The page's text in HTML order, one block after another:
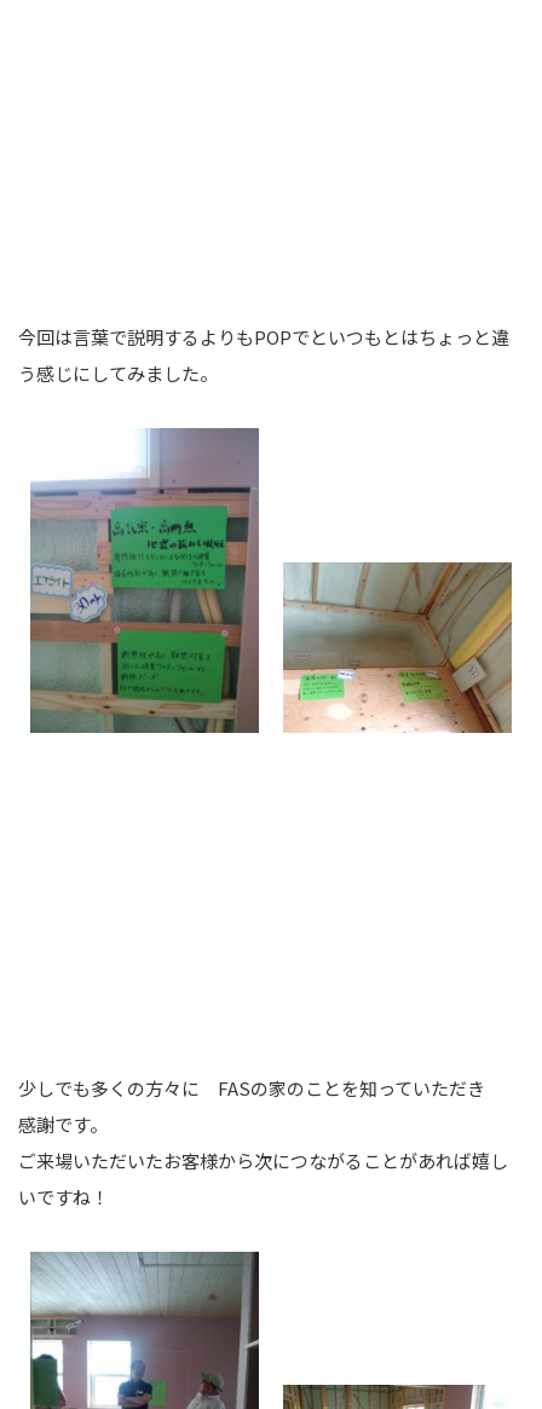
今回は言葉で説明するよりもPOPでといつもとはちょっと違
う感じにしてみました。
少しでも多くの方々に FASの家のことを知っていただき
感謝です。
ご来場いただいたお客様から次につながることがあれば嬉し
いですね！